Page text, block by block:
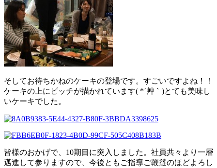
そしてお待ちかねのケーキの登場です。すごいですよね！！
ケーキの上にピッチが描かれています( *´艸｀)とても美味し
いケーキでした。
皆様のおかげで、10期目に突入しました。社員共々より一層
邁進して参りますので、今後ともご指導ご鞭撻のほどよろし